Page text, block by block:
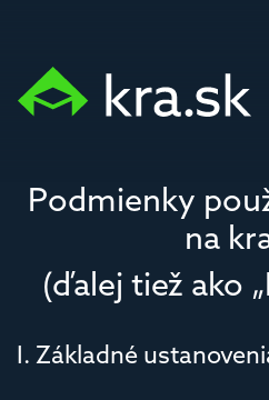
Podmienky
na
(ďalej tiež ako
I. Základné